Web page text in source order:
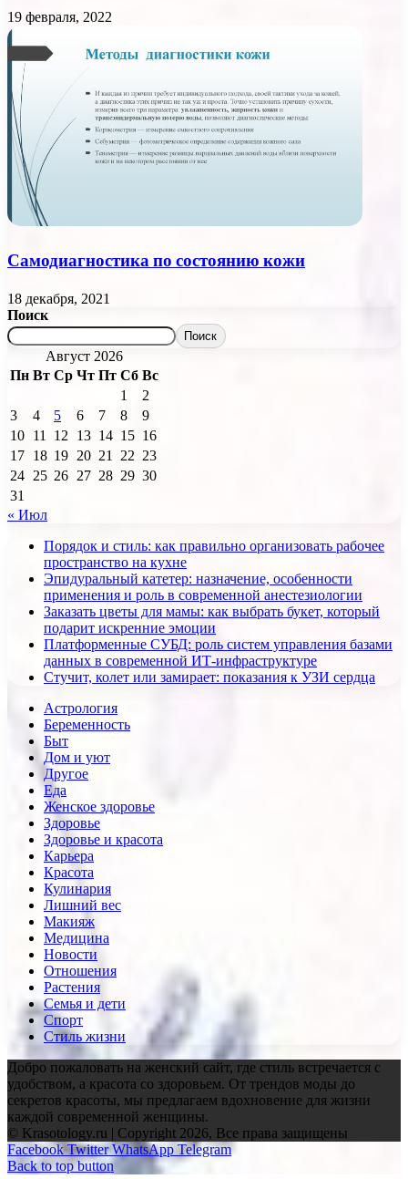
19 февраля, 2022
Самодиагностика по состоянию кожи
18 декабря, 2021
Поиск
Поиск
Август 2026
Пн Вт Ср Чт Пт Сб Вс
1
2
3
4 5 6 7 8
9
10 11 12 13 14 15 16
17 18 19 20 21 22 23
24 25 26 27 28 29 30
31
« Июл
Порядок и стиль: как правильно организовать рабочее
пространство на кухне
Эпидуральный катетер: назначение, особенности
применения и роль в современной анестезиологии
Заказать цветы для мамы: как выбрать букет, который
подарит искренние эмоции
Платформенные СУБД: роль систем управления базами
данных в современной ИТ-инфраструктуре
Стучит, колет или замирает: показания к УЗИ сердца
Астрология
Беременность
Быт
Дом и уют
Другое
Еда
Женское здоровье
Здоровье
Здоровье и красота
Карьера
Красота
Кулинария
Лишний вес
Макияж
Медицина
Новости
Отношения
Растения
Семья и дети
Спорт
Стиль жизни
Добро пожаловать на женский сайт, где стиль встречается с
удобством, а красота со здоровьем. От трендов моды до
секретов красоты, мы предлагаем вдохновение для жизни
каждой современной женщины.
© Krasotology.ru | Copyright 2026, Все права защищены
Facebook Twitter WhatsApp Telegram
Back to top button